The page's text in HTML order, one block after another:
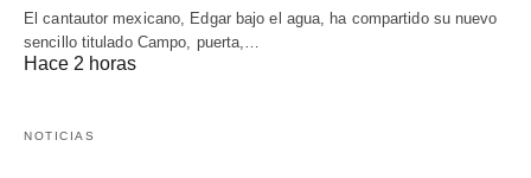
El cantautor mexicano, Edgar bajo el agua, ha compartido su nuevo
sencillo titulado Campo, puerta,…
Hace 2 horas
NOTICIAS